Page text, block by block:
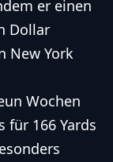
er einen
Dollar
New York
Wochen
für 166 Yards